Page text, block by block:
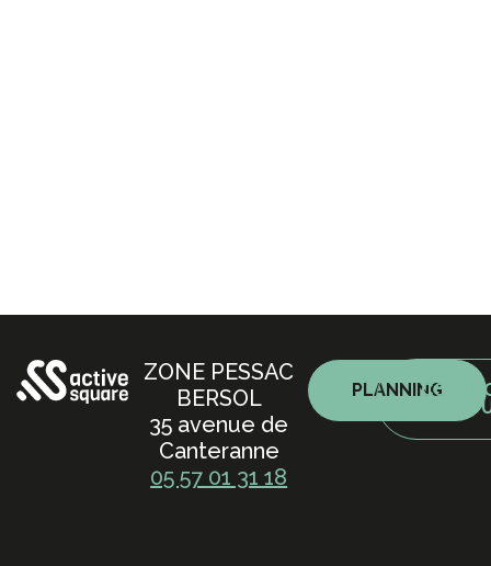
ZONE PESSAC
BERSOL
35 avenue de
Canteranne
05 57 01 31 18
PLANNING